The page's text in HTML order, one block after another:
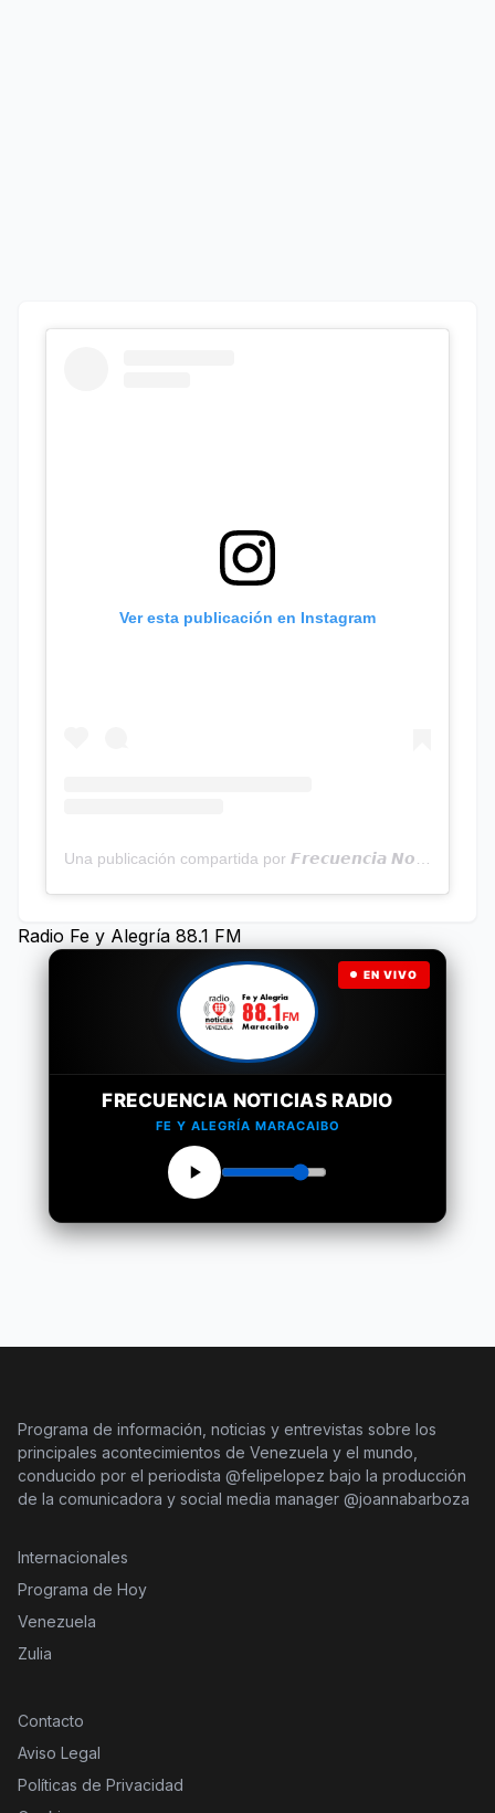
Ver esta publicación en Instagram
Radio Fe y Alegría 88.1 FM
EN VIVO
FRECUENCIA NOTICIAS RADIO
FE Y ALEGRÍA MARACAIBO
Programa de información, noticias y entrevistas sobre los
principales acontecimientos de Venezuela y el mundo,
conducido por el periodista @felipelopez bajo la producción
de la comunicadora y social media manager @joannabarboza
Internacionales
Programa de Hoy
Venezuela
Zulia
Contacto
Aviso Legal
Políticas de Privacidad